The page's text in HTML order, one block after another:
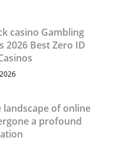
casino Gambling
2026 Best Zero ID
landscape of online
a profound